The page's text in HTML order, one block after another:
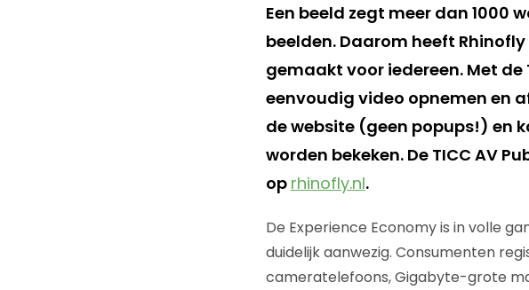
Een beeld zegt meer dan 1000
beelden. Daarom heeft
gemaakt voor iedereen. Met de
eenvoudig video opnemen en
de website (geen popups!) en
worden bekeken. De TICC AV
op rhinofly.nl.
De Experience Economy is in volle
duidelijk aanwezig. Consumenten
cameratelefoons, Gigabyte-grote